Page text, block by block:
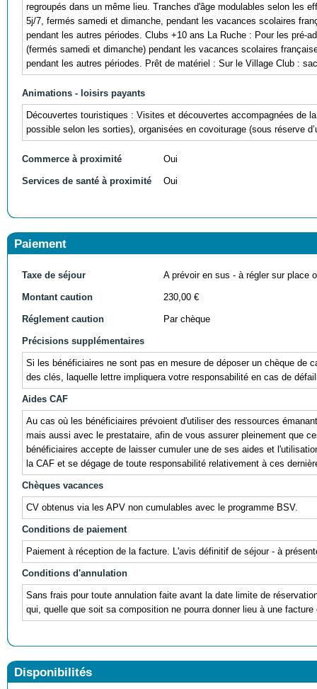
regroupés dans un même lieu. Tranches d'âge modulables selon les
5j/7, fermés samedi et dimanche, pendant les vacances scolaires
pendant les autres périodes. Clubs +10 ans La Ruche : Pour les pré-
(fermés samedi et dimanche) pendant les vacances scolaires
pendant les autres périodes. Prêt de matériel : Sur le Village Club :
Animations - loisirs payants
Découvertes touristiques : Visites et découvertes accompagnées de
possible selon les sorties), organisées en covoiturage (sous réserve
Commerce à proximité Oui
Services de santé à proximité Oui
Paiement
Taxe de séjour A prévoir en sus - à régler sur place
Montant caution 230,00 €
Réglement caution Par chèque
Précisions supplémentaires
Si les bénéficiaires ne sont pas en mesure de déposer un chèque de
des clés, laquelle lettre impliquera votre responsabilité en cas de
Aides CAF
Au cas où les bénéficiaires prévoient d'utiliser des ressources
mais aussi avec le prestataire, afin de vous assurer pleinement que
bénéficiaires accepte de laisser cumuler une de ses aides et
la CAF et se dégage de toute responsabilité relativement à ces
Chèques vacances
CV obtenus via les APV non cumulables avec le programme BSV.
Conditions de paiement
Paiement à réception de la facture. L'avis définitif de séjour - à
Conditions d'annulation
Sans frais pour toute annulation faite avant la date limite de
qui, quelle que soit sa composition ne pourra donner lieu à une
Disponibilités